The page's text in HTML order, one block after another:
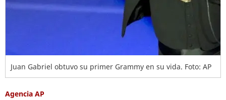
Juan Gabriel obtuvo su primer Grammy en su vida. Foto: AP
Agencia AP